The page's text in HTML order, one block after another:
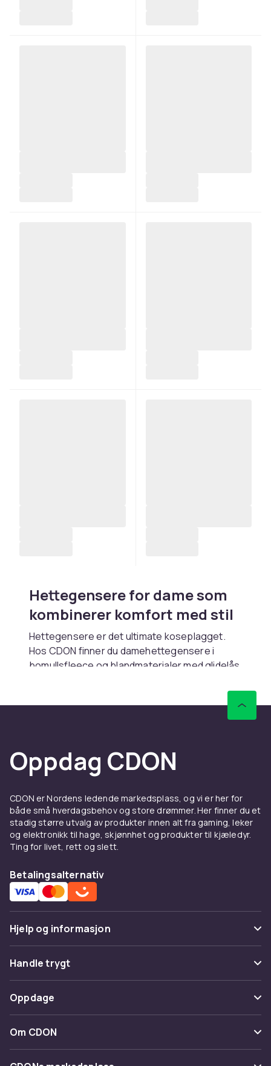
Hettegensere for dame som
kombinerer komfort med stil
Hettegensere er det ultimate koseplagget.
Hos CDON finner du damehettegensere i
bomullsfleece og blandmaterialer med glidelås
Pullover kontra glidelås
kombinerer begge.
Materiale og passform
Bomullsfleece med børstet innside gir mykhet.
Croppede passer høye midjebukser.
Oversized gir streetwear.
Underjeansjakke
hverdag. Med koseklær
Kjøp på CDON
Utforskgensere og kofterogdameklær. Trygt
kjøp.
Oppdag CDON
CDON er Nordens ledende markedsplass, og vi er her for
både små hverdagsbehov og store drømmer. Her finner du et
stadig større utvalg av produkter innen alt fra gaming, leker
og elektronikk til hage, skjønnhet og produkter til kjæledyr.
Ting for livet, rett og slett.
Betalingsalternativ
Hjelp og informasjon
Vanlige spørsmål
Spor pakke
Angre & returner her
Kontakt oss
Handle trygt
Betaling
Levering
Oppdage
Kategorier
Varemerker
Om CDON
Om oss